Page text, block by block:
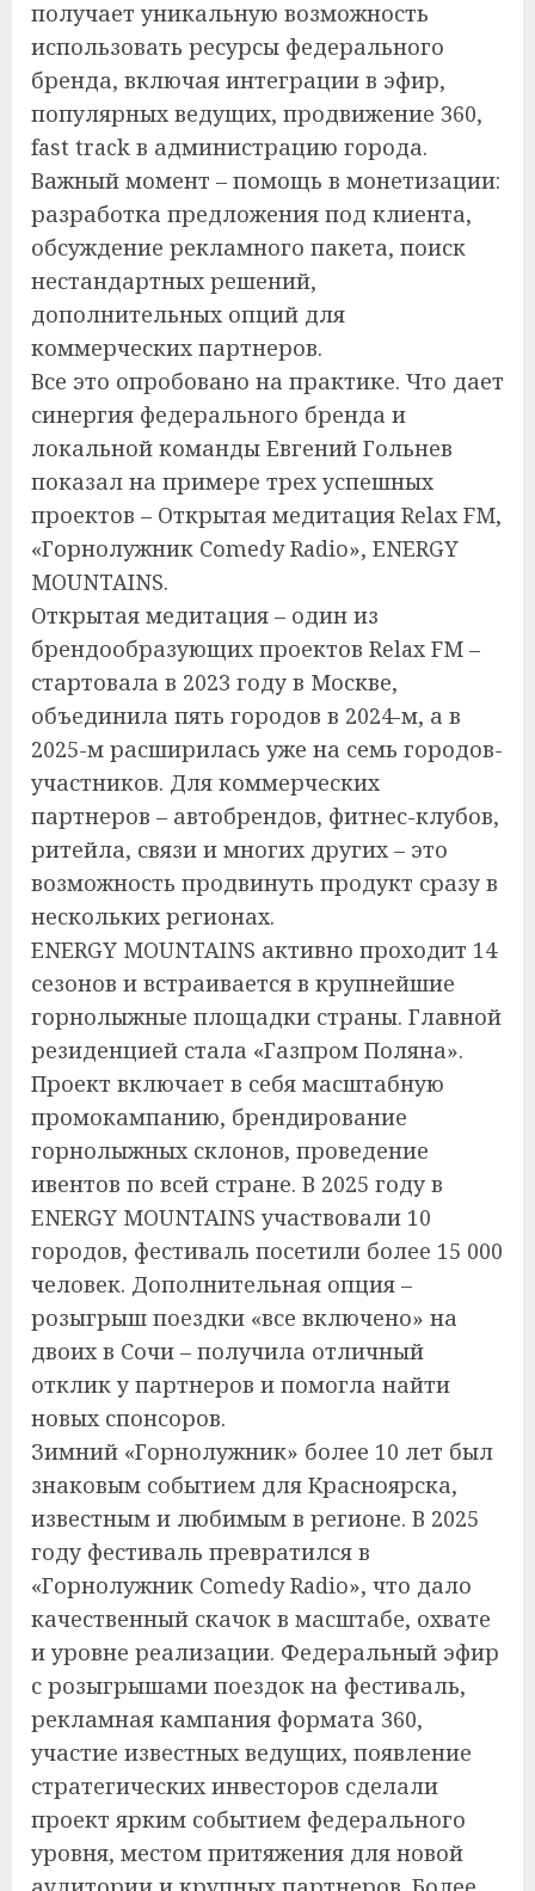
получает уникальную возможность
использовать ресурсы федерального
бренда, включая интеграции в эфир,
популярных ведущих, продвижение 360,
fast track в администрацию города.
Важный момент – помощь в монетизации:
разработка предложения под клиента,
обсуждение рекламного пакета, поиск
нестандартных решений,
дополнительных опций для
коммерческих партнеров.
Все это опробовано на практике. Что дает
синергия федерального бренда и
локальной команды Евгений Гольнев
показал на примере трех успешных
проектов – Открытая медитация Relax FM,
«Горнолужник Comedy Radio», ENERGY
MOUNTAINS.
Открытая медитация – один из
брендообразующих проектов Relax FM –
стартовала в 2023 году в Москве,
объединила пять городов в 2024-м, а в
2025-м расширилась уже на семь городов-
участников. Для коммерческих
партнеров – автобрендов, фитнес-клубов,
ритейла, связи и многих других – это
возможность продвинуть продукт сразу в
нескольких регионах.
ENERGY MOUNTAINS активно проходит 14
сезонов и встраивается в крупнейшие
горнолыжные площадки страны. Главной
резиденцией стала «Газпром Поляна».
Проект включает в себя масштабную
промокампанию, брендирование
горнолыжных склонов, проведение
ивентов по всей стране. В 2025 году в
ENERGY MOUNTAINS участвовали 10
городов, фестиваль посетили более 15 000
человек. Дополнительная опция –
розыгрыш поездки «все включено» на
двоих в Сочи – получила отличный
отклик у партнеров и помогла найти
новых спонсоров.
Зимний «Горнолужник» более 10 лет был
знаковым событием для Красноярска,
известным и любимым в регионе. В 2025
году фестиваль превратился в
«Горнолужник Comedy Radio», что дало
качественный скачок в масштабе, охвате
и уровне реализации. Федеральный эфир
с розыгрышами поездок на фестиваль,
рекламная кампания формата 360,
участие известных ведущих, появление
стратегических инвесторов сделали
проект ярким событием федерального
уровня, местом притяжения для новой